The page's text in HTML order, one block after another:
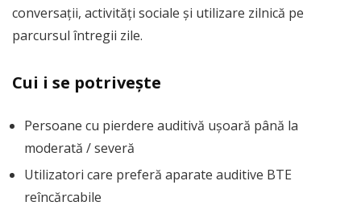
conversații, activități sociale și utilizare zilnică pe
parcursul întregii zile.
Cui i se potrivește
Persoane cu pierdere auditivă ușoară până la
moderată / severă
Utilizatori care preferă aparate auditive BTE
reîncărcabile